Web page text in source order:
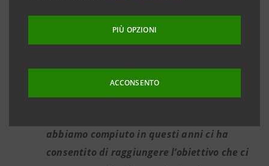
PIÙ OPZIONI
ACCONSENTO
I clienti possono contare su una
piattaforma digitale innovativa, inclusiva e
Stefano Barrese, responsabile Divisione
Banca dei Territori Intesa Sanpaolo: “Il
abbiamo compiuto in questi anni ci ha
consentito di raggiungere l’obiettivo che ci